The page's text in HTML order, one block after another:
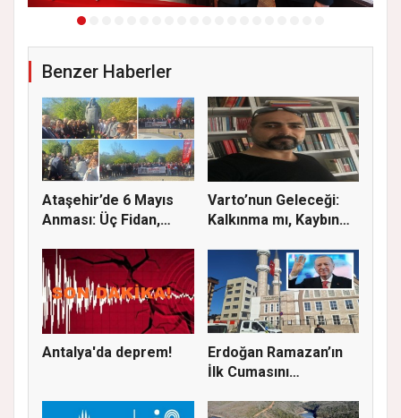
Benzer Haberler
Ataşehir’de 6 Mayıs
Anması: Üç Fidan,
Varto’nun Geleceği:
Kalkınma mı, Kaybın
Antalya'da deprem!
Erdoğan Ramazan’ın
İlk Cumasını